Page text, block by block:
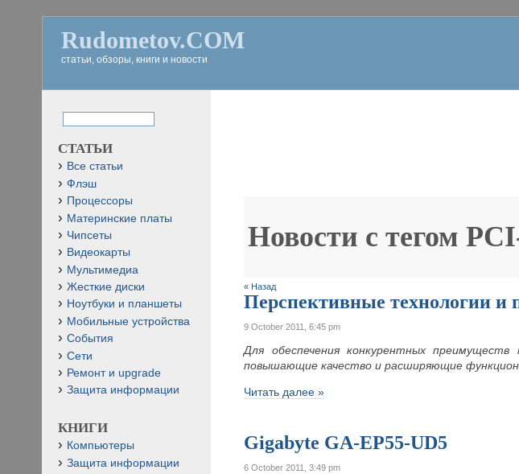
Rudometov.COM
статьи, обзоры, книги и новости
Новости с тегом
« Назад
Перспективные технологии и
9 October 2011, 6:45 pm
Для обеспечения конкурентных
повышающие качество и расширяющие
Читать далее »
Gigabyte GA-EP55-UD5
6 October 2011, 3:49 pm
СТАТЬИ
Все статьи
Флэш
Процессоры
Материнские платы
Чипсеты
Видеокарты
Мультимедиа
Жесткие диски
Ноутбуки и планшеты
Мобильные устройства
События
Сети
Ремонт и upgrade
Защита информации
КНИГИ
Компьютеры
Защита информации